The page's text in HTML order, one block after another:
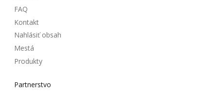
FAQ
Kontakt
Nahlásiť obsah
Mestá
Produkty
Partnerstvo